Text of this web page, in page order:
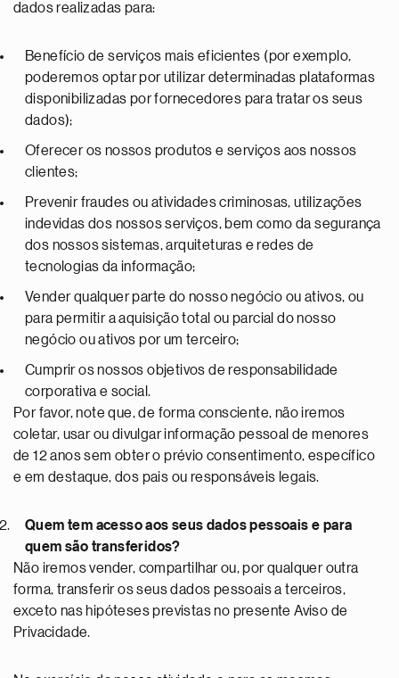
dados realizadas para:
Benefício de serviços mais eficientes (por exemplo,
poderemos optar por utilizar determinadas plataformas
disponibilizadas por fornecedores para tratar os seus
dados);
Oferecer os nossos produtos e serviços aos nossos
clientes;
Prevenir fraudes ou atividades criminosas, utilizações
indevidas dos nossos serviços, bem como da segurança
dos nossos sistemas, arquiteturas e redes de
tecnologias da informação;
Vender qualquer parte do nosso negócio ou ativos, ou
para permitir a aquisição total ou parcial do nosso
negócio ou ativos por um terceiro;
Cumprir os nossos objetivos de responsabilidade
corporativa e social.
Por favor, note que, de forma consciente, não iremos
coletar, usar ou divulgar informação pessoal de menores
de 12 anos sem obter o prévio consentimento, específico
e em destaque, dos pais ou responsáveis legais.
Quem tem acesso aos seus dados pessoais e para
quem são transferidos?
Não iremos vender, compartilhar ou, por qualquer outra
forma, transferir os seus dados pessoais a terceiros,
exceto nas hipóteses previstas no presente Aviso de
Privacidade.